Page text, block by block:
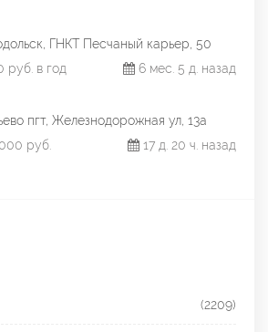
ГНКТ Песчаный карьер, 50
руб. в год
6 мес. 5 д. назад
пгт, Железнодорожная ул, 13а
руб.
17 д. 20 ч. назад
(2209)